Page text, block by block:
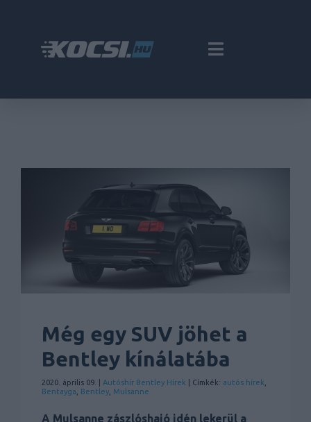
Még egy SUV jöhet a
Bentley kínálatába
2020. április 09. | Autóshír Bentley Hírek | Címkék: autós hírek
Bentayga
Bentley Mulsanne
A Mulsanne zászlóshajó idén lekerül a